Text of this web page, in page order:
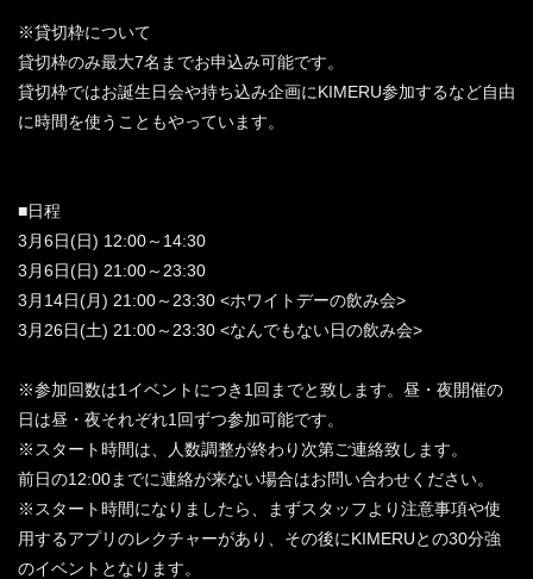
※貸切枠について
貸切枠のみ最大7名までお申込み可能です。
貸切枠ではお誕生日会や持ち込み企画にKIMERU参加するなど自由
に時間を使うこともやっています。
■日程
3月6日(日) 12:00～14:30
3月6日(日) 21:00～23:30
3月14日(月) 21:00～23:30 <ホワイトデーの飲み会>
3月26日(土) 21:00～23:30 <なんでもない日の飲み会>
※参加回数は1イベントにつき1回までと致します。昼・夜開催の
日は昼・夜それぞれ1回ずつ参加可能です。
※スタート時間は、人数調整が終わり次第ご連絡致します。
前日の12:00までに連絡が来ない場合はお問い合わせください。
※スタート時間になりましたら、まずスタッフより注意事項や使
用するアプリのレクチャーがあり、その後にKIMERUとの30分強
のイベントとなります。